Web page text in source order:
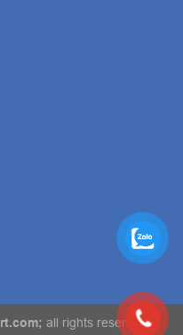
all rights reserved.